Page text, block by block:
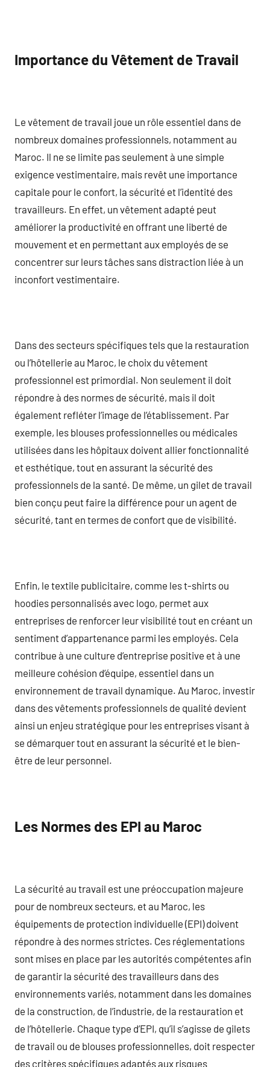
Importance du Vêtement de Travail
Le vêtement de travail joue un rôle essentiel dans de
nombreux domaines professionnels, notamment au
Maroc. Il ne se limite pas seulement à une simple
exigence vestimentaire, mais revêt une importance
capitale pour le confort, la sécurité et l’identité des
travailleurs. En effet, un vêtement adapté peut
améliorer la productivité en offrant une liberté de
mouvement et en permettant aux employés de se
concentrer sur leurs tâches sans distraction liée à un
inconfort vestimentaire.
Dans des secteurs spécifiques tels que la restauration
ou l’hôtellerie au Maroc, le choix du vêtement
professionnel est primordial. Non seulement il doit
répondre à des normes de sécurité, mais il doit
également refléter l’image de l’établissement. Par
exemple, les blouses professionnelles ou médicales
utilisées dans les hôpitaux doivent allier fonctionnalité
et esthétique, tout en assurant la sécurité des
professionnels de la santé. De même, un gilet de travail
bien conçu peut faire la différence pour un agent de
sécurité, tant en termes de confort que de visibilité.
Enfin, le textile publicitaire, comme les t-shirts ou
hoodies personnalisés avec logo, permet aux
entreprises de renforcer leur visibilité tout en créant un
sentiment d’appartenance parmi les employés. Cela
contribue à une culture d’entreprise positive et à une
meilleure cohésion d’équipe, essentiel dans un
environnement de travail dynamique. Au Maroc, investir
dans des vêtements professionnels de qualité devient
ainsi un enjeu stratégique pour les entreprises visant à
se démarquer tout en assurant la sécurité et le bien-
être de leur personnel.
Les Normes des EPI au Maroc
La sécurité au travail est une préoccupation majeure
pour de nombreux secteurs, et au Maroc, les
équipements de protection individuelle (EPI) doivent
répondre à des normes strictes. Ces réglementations
sont mises en place par les autorités compétentes afin
de garantir la sécurité des travailleurs dans des
environnements variés, notamment dans les domaines
de la construction, de l’industrie, de la restauration et
de l’hôtellerie. Chaque type d’EPI, qu’il s’agisse de gilets
de travail ou de blouses professionnelles, doit respecter
des critères spécifiques adaptés aux risques